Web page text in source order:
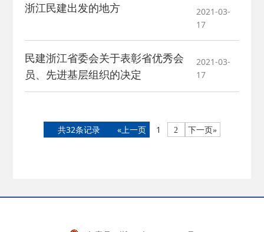
浙江民建出发的地方
2021-03-
17
民建浙江省委会关于表彰省优秀会
员、先进基层组织的决定
2021-03-
17
共32条记录 «上一页 1 2 下一页»